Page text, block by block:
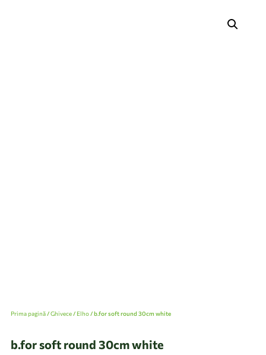
Prima pagină/Ghivece/ Elho/ b.for soft round 30cm white
b.for soft round 30cm white